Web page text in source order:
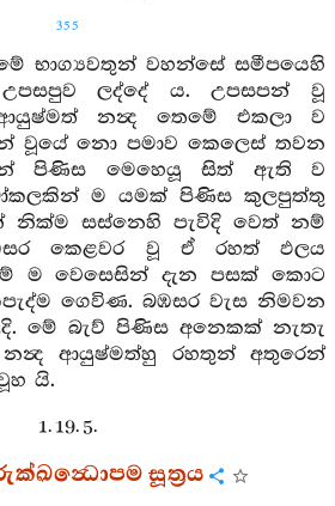
355
භාග්‍යවතුන් වහන්සේ සමීපයෙහි
උපසපුව ලද්දේ ය. උපසපන් වූ
නන්‍ද තෙමේ එකලා ව
වූයේ නො පමාව කෙලෙස් තවන
පිණිස මෙහෙයූ සිත් ඇති ව
ම යමක් පිණිස කුලපුත්තු
නික්ම සස්නෙහි පැවිදි වෙත් නම්
කෙළවර වූ ඒ රහත් ඵලය
ම වෙසෙසින් දැන පසක් කොට
ගෙවිණ. බඹසර වැස නිමවන
මේ බැව් පිණිස අනෙකක් නැතැ
ආයුෂ්මත්හු රහතුන් අතුරෙන්
යි.
1. 19. 5.
සූත්‍රය